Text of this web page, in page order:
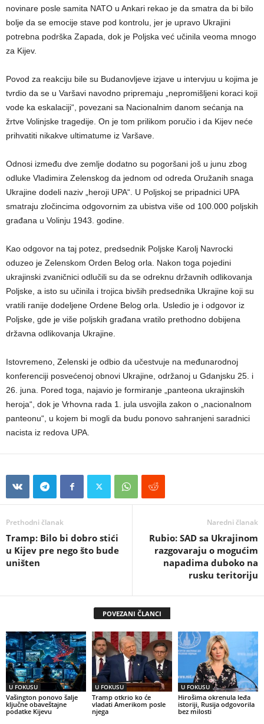
novinare posle samita NATO u Ankari rekao je da smatra da bi bilo
bolje da se emocije stave pod kontrolu, jer je upravo Ukrajini
potrebna podrška Zapada, dok je Poljska već učinila veoma mnogo
za Kijev.
Povod za reakciju bile su Budanovljeve izjave u intervjuu u kojima je
tvrdio da se u Varšavi navodno pripremaju „nepromišljeni koraci koji
vode ka eskalaciji“, povezani sa Nacionalnim danom sećanja na
žrtve Volinjske tragedije. On je tom prilikom poručio i da Kijev neće
prihvatiti nikakve ultimatume iz Varšave.
Odnosi između dve zemlje dodatno su pogoršani još u junu zbog
odluke Vladimira Zelenskog da jednom od odreda Oružanih snaga
Ukrajine dodeli naziv „heroji UPA“. U Poljskoj se pripadnici UPA
smatraju zločincima odgovornim za ubistva više od 100.000 poljskih
građana u Volinju 1943. godine.
Kao odgovor na taj potez, predsednik Poljske Karolj Navrocki
oduzeo je Zelenskom Orden Belog orla. Nakon toga pojedini
ukrajinski zvaničnici odlučili su da se odreknu državnih odlikovanja
Poljske, a isto su učinila i trojica bivših predsednika Ukrajine koji su
vratili ranije dodeljene Ordene Belog orla. Usledio je i odgovor iz
Poljske, gde je više poljskih građana vratilo prethodno dobijena
državna odlikovanja Ukrajine.
Istovremeno, Zelenski je odbio da učestvuje na međunarodnoj
konferenciji posvećenoj obnovi Ukrajine, održanoj u Gdanjsku 25. i
26. juna. Pored toga, najavio je formiranje „panteona ukrajinskih
heroja“, dok je Vrhovna rada 1. jula usvojila zakon o „nacionalnom
panteonu“, u kojem bi mogli da budu ponovo sahranjeni saradnici
nacista iz redova UPA.
Prethodni članak
Tramp: Bilo bi dobro stići
u Kijev pre nego što bude
uništen
Naredni članak
Rubio: SAD sa Ukrajinom
razgovaraju o mogućim
napadima duboko na
rusku teritoriju
POVEZANI ČLANCI
U FOKUSU
Vašington ponovo šalje
ključne obaveštajne
podatke Kijevu
U FOKUSU
Tramp otkrio ko će
vladati Amerikom posle
njega
U FOKUSU
Hirošima okrenula leđa
istoriji, Rusija odgovorila
bez milosti